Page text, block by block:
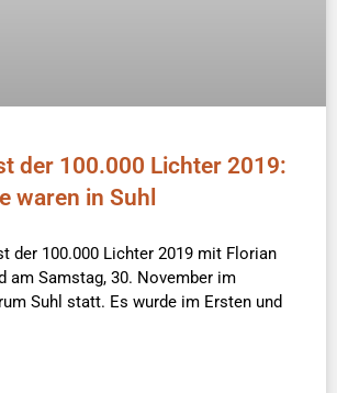
der 100.000 Lichter 2019:
waren in Suhl
der 100.000 Lichter 2019 mit Florian
am Samstag, 30. November im
Suhl statt. Es wurde im Ersten und